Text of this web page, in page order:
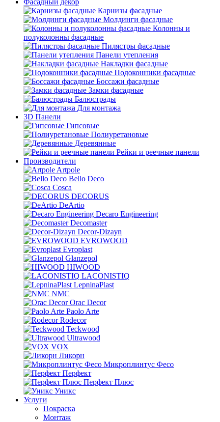
Фасадный декор
Карнизы фасадные
Молдинги фасадные
Колонны и
полуколонны фасадные
Пилястры фасадные
Панели утепления
Накладки фасадные
Подоконники фасадные
Боссажи фасадные
Замки фасадные
Балюстрады
Для монтажа
3D Панели
Гипсовые
Полиуретановые
Деревянные
Рейки и реечные панели
Производители
Artpole
Bello Deco
Cosca
DECORUS
DeArtio
Decaro Engineering
Decomaster
Decor-Dizayn
EVROWOOD
Evroplast
Glanzepol
HIWOOD
LACONISTIQ
LepninaPlast
NMC
Orac Decor
Paolo Arte
Rodecor
Teckwood
Ultrawood
VOX
Ликорн
Микроплинтус Фесо
Перфект
Перфект Плюс
Уникс
Услуги
Покраска
Монтаж